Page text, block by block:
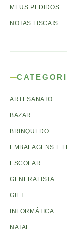
MEUS PEDIDOS
NOTAS FISCAIS
ARTESANATO
BAZAR
BRINQUEDO
EMBALAGENS E
ESCOLAR
GENERALISTA
GIFT
INFORMÁTICA
NATAL